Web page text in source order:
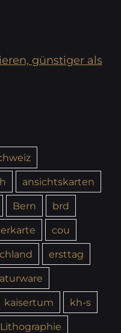
günstiger als
ansichtskarten
Bern
brd
cou
ersttag
kaisertum
kh-s
Lithographie